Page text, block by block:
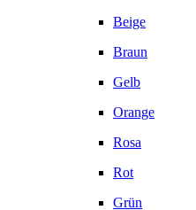
Beige
Braun
Gelb
Orange
Rosa
Rot
Grün